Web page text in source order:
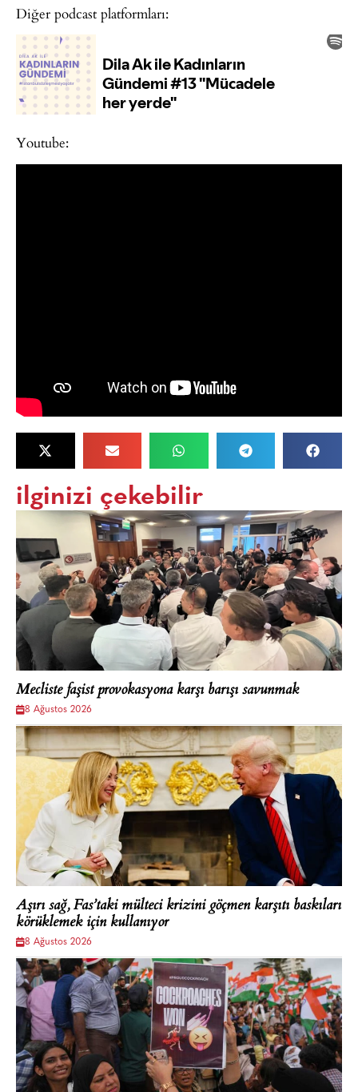
Diğer podcast platformları:
Youtube:
ilginizi çekebilir
Mecliste faşist provokasyona karşı barışı savunmak
8 Ağustos 2026
Aşırı sağ, Fas’taki mülteci krizini göçmen karşıtı baskıları
körüklemek için kullanıyor
8 Ağustos 2026